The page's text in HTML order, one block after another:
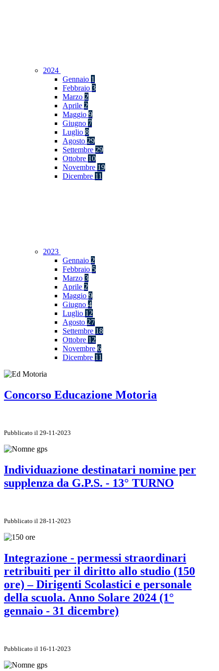
2024
Gennaio 1
Febbraio 3
Marzo 2
Aprile 2
Maggio 9
Giugno 7
Luglio 8
Agosto 29
Settembre 29
Ottobre 10
Novembre 19
Dicembre 11
2023
Gennaio 2
Febbraio 5
Marzo 3
Aprile 2
Maggio 9
Giugno 4
Luglio 12
Agosto 27
Settembre 18
Ottobre 12
Novembre 6
Dicembre 11
Concorso Educazione Motoria
Pubblicato il 29-11-2023
Individuazione destinatari nomine per
supplenza da G.P.S. - 13° TURNO
Pubblicato il 28-11-2023
Integrazione - permessi straordinari
retribuiti per il diritto allo studio (150
ore) – Dirigenti Scolastici e personale
della scuola. Anno Solare 2024 (1°
gennaio - 31 dicembre)
Pubblicato il 16-11-2023